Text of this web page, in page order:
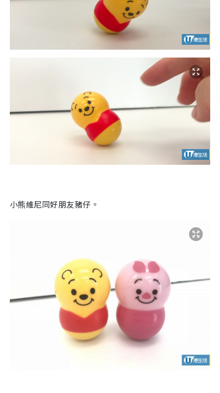
小熊維尼同好朋友豬仔。